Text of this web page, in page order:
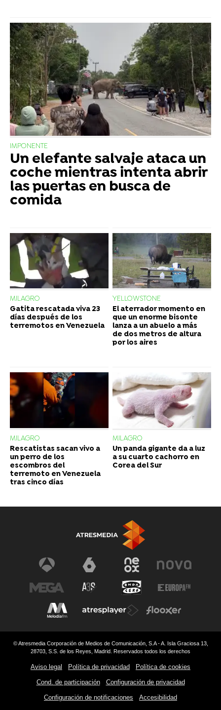
IMPONENTE
Un elefante salvaje ataca un
coche mientras intenta abrir
las puertas en busca de
comida
MILAGRO
Gatita rescatada viva 23
días después de los
terremotos en Venezuela
YELLOWSTONE
El aterrador momento en
que un enorme bisonte
lanza a un abuelo a más
de dos metros de altura
por los aires
MILAGRO
Rescatistas sacan vivo a
un perro de los
escombros del
terremoto en Venezuela
tras cinco días
MILAGRO
Un panda gigante da a luz
a su cuarto cachorro en
Corea del Sur
© Atresmedia Corporación de Medios de Comunicación, S.A - A. Isla Graciosa 13,
28703, S.S. de los Reyes, Madrid. Reservados todos los derechos
Aviso legal Política de privacidad Política de cookies
Cond. de participación Configuración de privacidad
Configuración de notificaciones Accesibilidad